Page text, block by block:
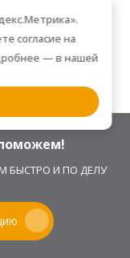
БЫСТРО И ПО ДЕЛУ
согласие на
— в нашей